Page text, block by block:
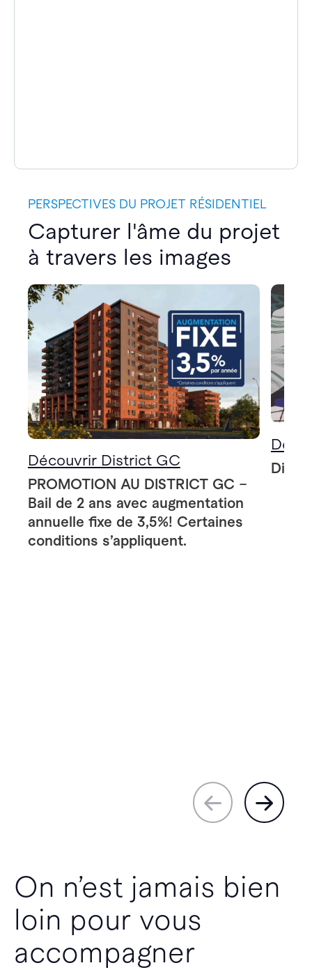
PERSPECTIVES DU PROJET RÉSIDENTIEL
Capturer l'âme du projet
à travers les images
Découvrir District GC
PROMOTION AU DISTRICT GC –
Bail de 2 ans avec augmentation
annuelle fixe de 3,5%! Certaines
conditions s’appliquent.
On n’est jamais bien
loin pour vous
accompagner